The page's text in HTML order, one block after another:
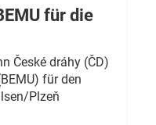
für die
České dráhy (ČD)
für den
Plzeň